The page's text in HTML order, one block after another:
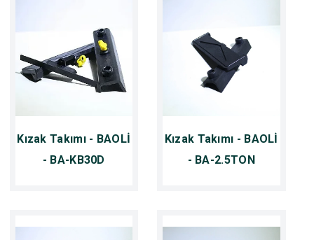
Kızak Takımı - BAOLİ
- BA-KB30D
Kızak Takımı - BAOLİ
- BA-2.5TON